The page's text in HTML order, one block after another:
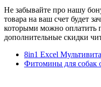
Не забывайте про нашу
товара на ваш счет будет
которыми можно оплатить
дополнительные скидки
8in1 Excel
Фитомины для собак